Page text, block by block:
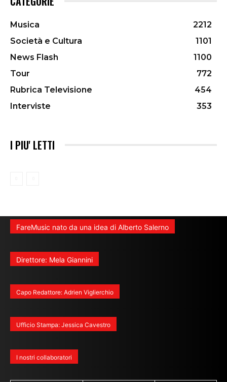
Musica
2212
Società e Cultura
1101
News Flash
1100
Tour
772
Rubrica Televisione
454
Interviste
353
I PIU' LETTI
FareMusic nato da una idea di Alberto Salerno
Direttore: Mela Giannini
Capo Redattore: Adrien Viglierchio
Ufficio Stampa: Jessica Cavestro
I nostri collaboratori